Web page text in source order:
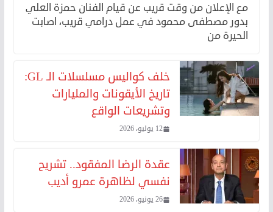
مع الإعلان من وقت قريب عن قيام الفنان حمزة العلي
بدور مصطفى محمود في عمل درامي قريب، اصابت
الحيرة من
خلف كواليس مسلسلات الـ GL:
تاريخ الأيقونات والمليارات
وتشريعات الواقع
12 يوليو، 2026
عقدة الرضا المفقود.. تشريح
نفسي لظاهرة عمرو أديب
26 يونيو، 2026